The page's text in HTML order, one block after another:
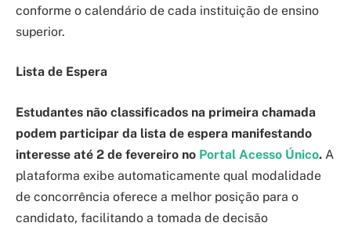
conforme o calendário de cada instituição de ensino
superior.
Lista de Espera
Estudantes não classificados na primeira chamada
podem participar da lista de espera manifestando
interesse até 2 de fevereiro no Portal Acesso Único. A
plataforma exibe automaticamente qual modalidade
de concorrência oferece a melhor posição para o
candidato, facilitando a tomada de decisão